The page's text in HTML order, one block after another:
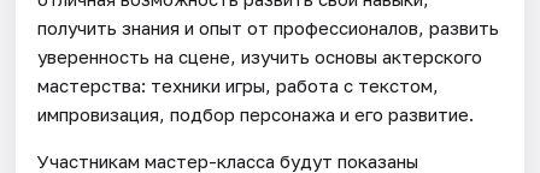
получить знания и опыт от профессионалов, развить
уверенность на сцене, изучить основы актерского
мастерства: техники игры, работа с текстом,
импровизация, подбор персонажа и его развитие.
Участникам мастер-класса будут показаны